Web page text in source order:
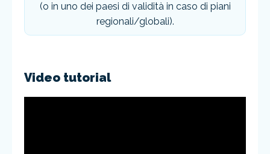
(o in uno dei paesi di validità in caso di piani
regionali/globali).
Video tutorial